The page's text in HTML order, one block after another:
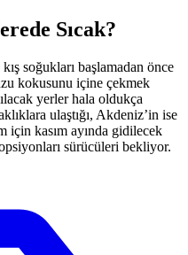
Sıcak?
soğukları başlamadan önce
kokusunu içine çekmek
yerler hala oldukça
ulaştığı, Akdeniz’in ise
için kasım ayında gidilecek
sürücüleri bekliyor.